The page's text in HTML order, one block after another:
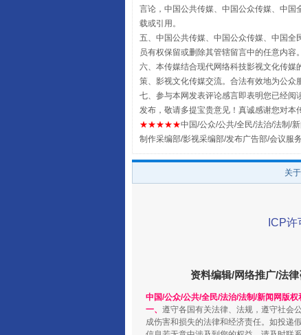
全民健身五年计划来了！等你
言论，中国公共传媒、中国公众传媒、中
载或引用。
五、中国公共传媒、中国公众传媒、中国
员有权保留或删除其管辖留言中的任意内容。
六、本传媒结合现代网络科技影视文化传媒
策、影视文化传媒交流。合法有效地为公众
七、参与本网发表评论感言即表明您已经
发布，敬请多提宝贵意见！真诚感谢您对
★★★★★中国/公众/公共/全民/法治/法制/
制作采编部/影视采编部/发布广告部/会议服
关
ICP
资料编辑/网络推广/法律
中国/公众/公共/全民/法治/法制/新闻网版权
一、 遵守各国有关法律、法规，遵守社会
成伤害和损失的法律和经济责任。如投递